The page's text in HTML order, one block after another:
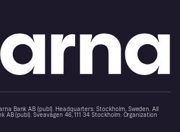
Bank AB (publ). Headquarters: Stockholm, Sweden. All
AB (publ). Sveavägen 46, 111 34 Stockholm. Organization